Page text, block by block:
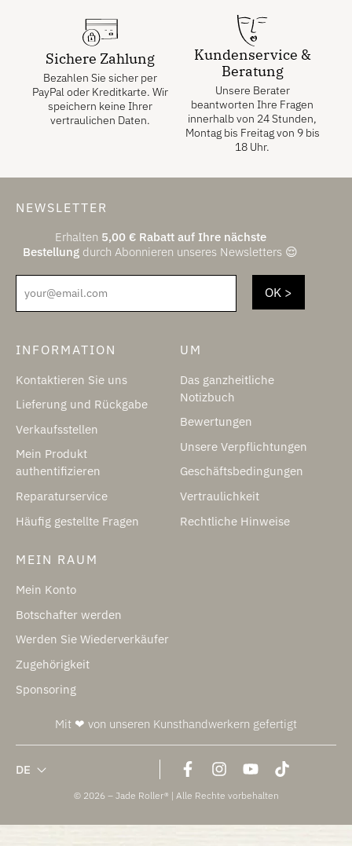
Sichere Zahlung
Bezahlen Sie sicher per
PayPal oder Kreditkarte. Wir
speichern keine Ihrer
vertraulichen Daten.
Kundenservice &
Beratung
Unsere Berater
beantworten Ihre Fragen
innerhalb von 24 Stunden,
Montag bis Freitag von 9 bis
18 Uhr.
NEWSLETTER
Erhalten 5,00 €Rabatt auf Ihre nächste
Bestellung durch Abonnieren unseres Newsletters 😌
your@email.com
INFORMATION
Kontaktieren Sie uns
Lieferung und Rückgabe
Verkaufsstellen
Mein Produkt
authentifizieren
Reparaturservice
Häufig gestellte Fragen
UM
Das ganzheitliche
Notizbuch
Bewertungen
Unsere Verpflichtungen
Geschäftsbedingungen
Vertraulichkeit
Rechtliche Hinweise
MEIN RAUM
Mein Konto
Botschafter werden
Werden Sie Wiederverkäufer
Zugehörigkeit
Sponsoring
DE
Mit ❤ von unseren Kunsthandwerkern gefertigt
© 2026 – Jade Roller® | Alle Rechte vorbehalten